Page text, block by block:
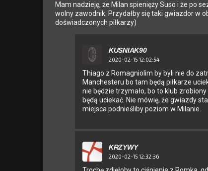
Mam nadzieję, że Milan spienięży Suso i że po
wolny zawodnik. Przydałby się taki gwiazdor w
doświadczonych piłkarzy)
KUSNIAK90
2020-02-15 12:02:54
Thiago z Romagniolim by byli nie do
Manchesteru bo tam będą piłkarze
nie będzie trzymało, bo to klub
będą uciekać. Nie mówię, że gwiazdy
miejsca podnieśliby poziom w Milanie.
KRZYWY
2020-02-15 12:32:36